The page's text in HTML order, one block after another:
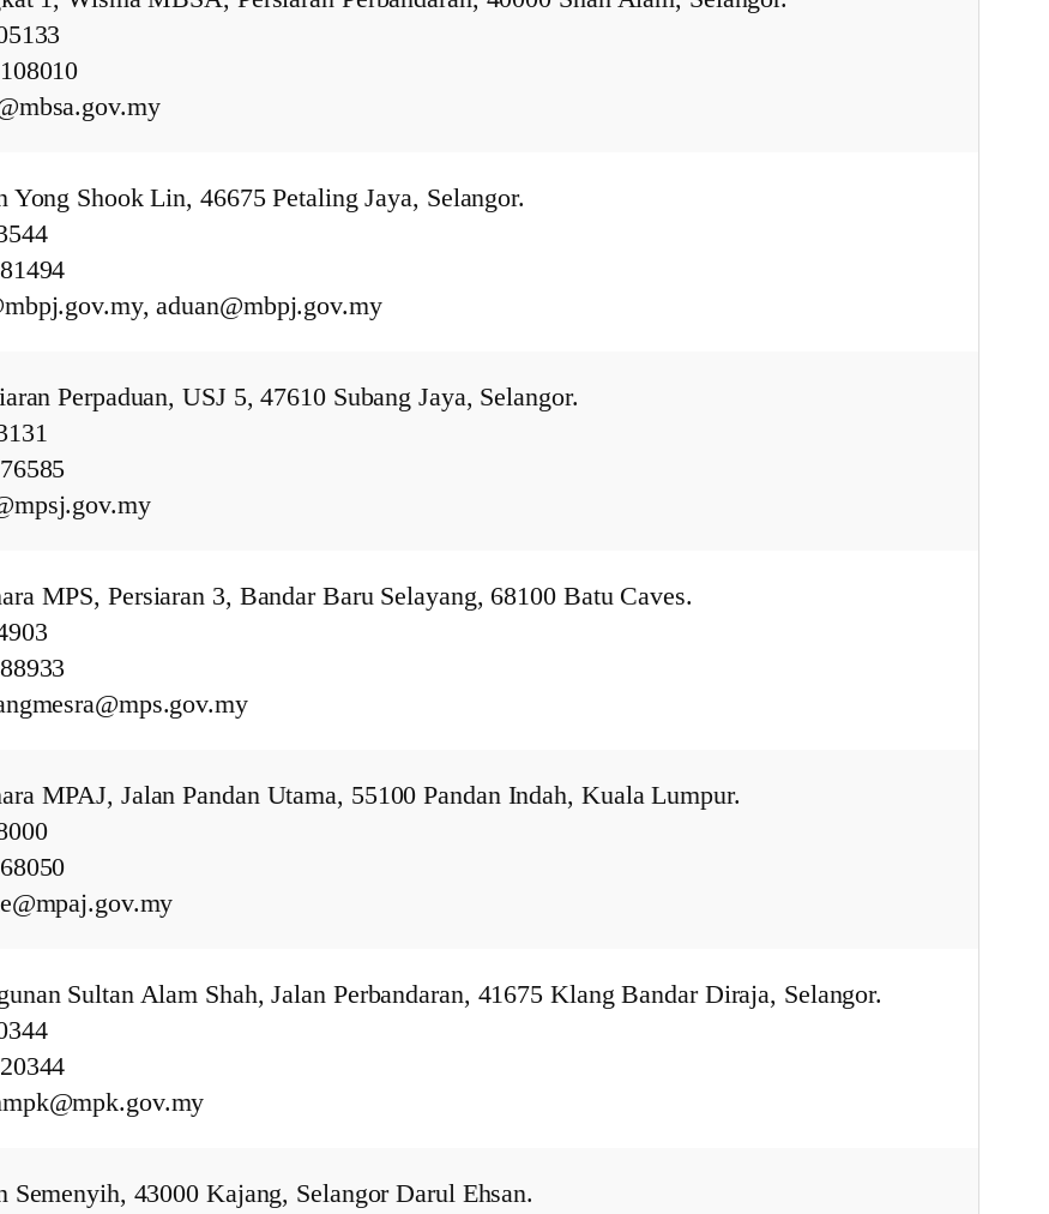
Yong Shook Lin, 46675 Petaling Jaya, Selangor.
aduan@mbpj.gov.my
Perpaduan, USJ 5, 47610 Subang Jaya, Selangor.
MPS, Persiaran 3, Bandar Baru Selayang, 68100 Batu Caves.
MPAJ, Jalan Pandan Utama, 55100 Pandan Indah, Kuala Lumpur.
Sultan Alam Shah, Jalan Perbandaran, 41675 Klang Bandar Diraja, Selangor.
Semenyih, 43000 Kajang, Selangor Darul Ehsan.